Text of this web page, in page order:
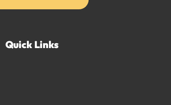
Quick Links